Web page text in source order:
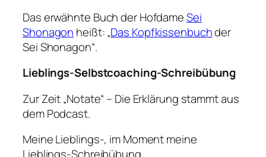
Das erwähnte Buch der HofdameSei
Shonagon heißt: „Das Kopfkissenbuchder
Sei Shonagon“.
Lieblings-Selbstcoaching-Schreibübung
Zur Zeit „Notate“ – Die Erklärung stammt aus
dem Podcast.
Meine Lieblings-, im Moment meine